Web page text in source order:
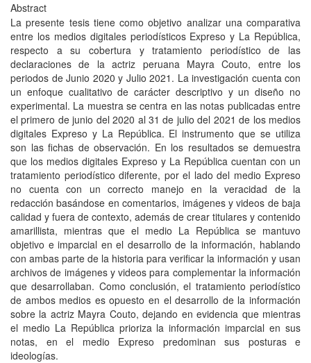
Abstract
La presente tesis tiene como objetivo analizar una comparativa
entre los medios digitales periodísticos Expreso y La República,
respecto a su cobertura y tratamiento periodístico de las
declaraciones de la actriz peruana Mayra Couto, entre los
periodos de Junio 2020 y Julio 2021. La investigación cuenta con
un enfoque cualitativo de carácter descriptivo y un diseño no
experimental. La muestra se centra en las notas publicadas entre
el primero de junio del 2020 al 31 de julio del 2021 de los medios
digitales Expreso y La República. El instrumento que se utiliza
son las fichas de observación. En los resultados se demuestra
que los medios digitales Expreso y La República cuentan con un
tratamiento periodístico diferente, por el lado del medio Expreso
no cuenta con un correcto manejo en la veracidad de la
redacción basándose en comentarios, imágenes y videos de baja
calidad y fuera de contexto, además de crear titulares y contenido
amarillista, mientras que el medio La República se mantuvo
objetivo e imparcial en el desarrollo de la información, hablando
con ambas parte de la historia para verificar la información y usan
archivos de imágenes y videos para complementar la información
que desarrollaban. Como conclusión, el tratamiento periodístico
de ambos medios es opuesto en el desarrollo de la información
sobre la actriz Mayra Couto, dejando en evidencia que mientras
el medio La República prioriza la información imparcial en sus
notas, en el medio Expreso predominan sus posturas e
ideologías.